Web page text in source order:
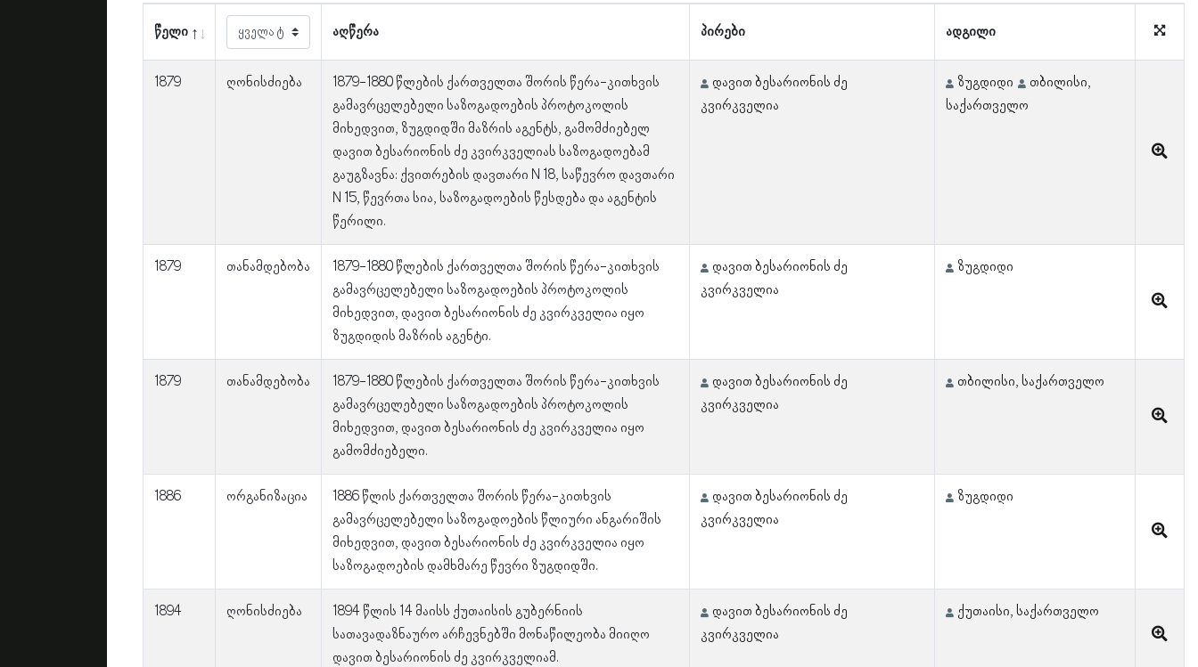
წელი აღწერა პირები ადგილი
1879 ღონისძიება
1879-1880 წლების ქართველთა შორის წერა-კითხვის
გამავრცელებელი საზოგადოების პროტოკოლის
მიხედვით, ზუგდიდში მაზრის აგენტს, გამომძიებელ
დავით ბესარიონის ძე კვირკველიას საზოგადოებამ
გაუგზავნა: ქვითრების დავთარი N 18, საწევრო დავთარი
N 15, წევრთა სია, საზოგადოების წესდება და აგენტის
წერილი.
დავით ბესარიონის ძე
კვირკველია
ზუგდიდი
თბილისი,
საქართველო
1879 თანამდებობა
1879-1880 წლების ქართველთა შორის წერა-კითხვის
გამავრცელებელი საზოგადოების პროტოკოლის
მიხედვით, დავით ბესარიონის ძე კვირკველია იყო
ზუგდიდის მაზრის აგენტი.
დავით ბესარიონის ძე
კვირკველია
ზუგდიდი
1879 თანამდებობა
1879-1880 წლების ქართველთა შორის წერა-კითხვის
გამავრცელებელი საზოგადოების პროტოკოლის
მიხედვით, დავით ბესარიონის ძე კვირკველია იყო
გამომძიებელი.
დავით ბესარიონის ძე
კვირკველია
თბილისი, საქართველო
1886 ორგანიზაცია
1886 წლის ქართველთა შორის წერა-კითხვის
გამავრცელებელი საზოგადოების წლიური ანგარიშის
მიხედვით, დავით ბესარიონის ძე კვირკველია იყო
საზოგადოების დამხმარე წევრი ზუგდიდში.
დავით ბესარიონის ძე
კვირკველია
ზუგდიდი
1894 ღონისძიება
1894 წლის 14 მაისს ქუთაისის გუბერნიის
სათავადაზნაურო არჩევნებში მონაწილეობა მიიღო
დავით ბესარიონის ძე კვირკველიამ.
დავით ბესარიონის ძე
კვირკველია
ქუთაისი, საქართველო